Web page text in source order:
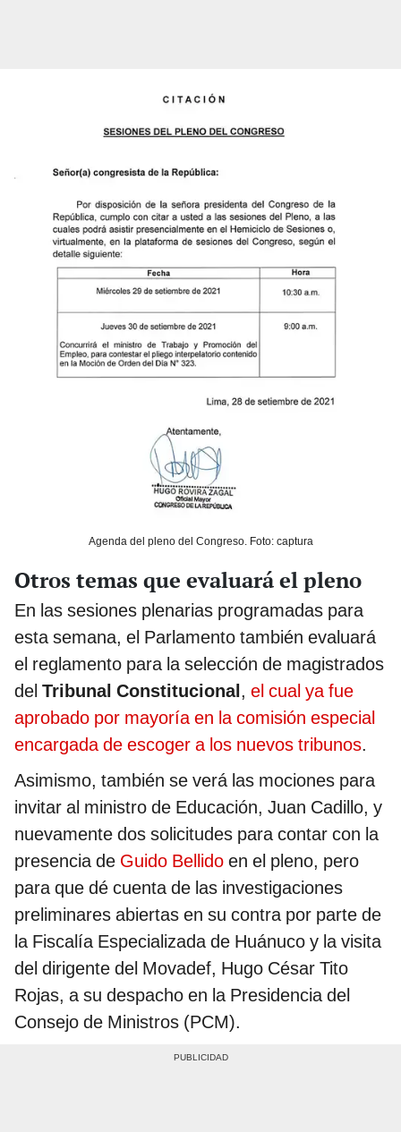
Agenda del pleno del Congreso. Foto: captura
Otros temas que evaluará el pleno
En las sesiones plenarias programadas para
esta semana, el Parlamento también evaluará
el reglamento para la selección de magistrados
del Tribunal Constitucional, el cual ya fue
aprobado por mayoría en la comisión especial
encargada de escoger a los nuevos tribunos.
Asimismo, también se verá las mociones para
invitar al ministro de Educación, Juan Cadillo, y
nuevamente dos solicitudes para contar con la
presencia de Guido Bellido en el pleno, pero
para que dé cuenta de las investigaciones
preliminares abiertas en su contra por parte de
la Fiscalía Especializada de Huánuco y la visita
del dirigente del Movadef, Hugo César Tito
Rojas, a su despacho en la Presidencia del
Consejo de Ministros (PCM).